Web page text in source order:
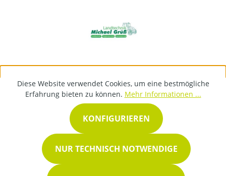
Diese Website verwendet Cookies, um eine bestmögliche
Erfahrung bieten zu können. Mehr Informationen ...
NUR TECHNISCH NOTWENDIGE
KONFIGURIEREN